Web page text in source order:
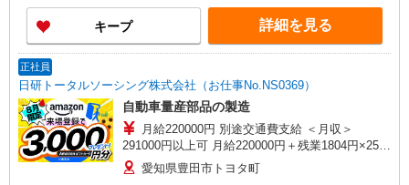
キープ 詳細を見る
正社員
日研トータルソーシング株式会社（お仕事No.NS0369）
自動車量産部品の製造
月給220000円 別途交通費支給 ＜月収＞
291000円以上可 月給220000円＋残業1804円×25H
＋休出1804円×7.5H＋深夜361円×35H
愛知県豊田市トヨタ町